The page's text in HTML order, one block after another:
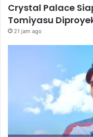
Crystal Palace
Tomiyasu
21 jam ago